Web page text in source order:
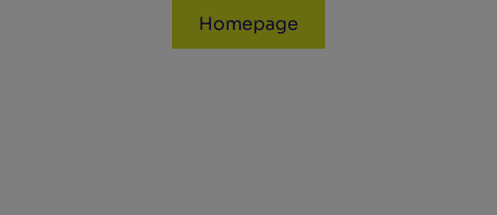
Homepage